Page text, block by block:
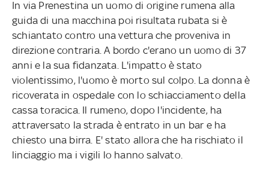
In via Prenestina un uomo di origine rumena alla
guida di una macchina poi risultata rubata si è
schiantato contro una vettura che proveniva in
direzione contraria. A bordo c'erano un uomo di 37
anni e la sua fidanzata. L'impatto è stato
violentissimo, l'uomo è morto sul colpo. La donna è
ricoverata in ospedale con lo schiacciamento della
cassa toracica. Il rumeno, dopo l'incidente, ha
attraversato la strada è entrato in un bar e ha
chiesto una birra. E' stato allora che ha rischiato il
linciaggio ma i vigili lo hanno salvato.